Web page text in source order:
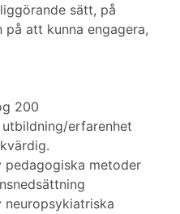
sätt, på
att kunna engagera,
200
erfarenhet
pedagogiska metoder